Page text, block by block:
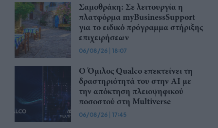
Σαμοθράκη: Σε λειτουργία η
πλατφόρμα myBusinessSupport
για το ειδικό πρόγραμμα στήριξης
επιχειρήσεων
06/08/26 | 18:07
Ο Όμιλος Qualco επεκτείνει τη
δραστηριότητά του στην ΑΙ με
την απόκτηση πλειοψηφικού
ποσοστού στη Multiverse
06/08/26 | 17:45